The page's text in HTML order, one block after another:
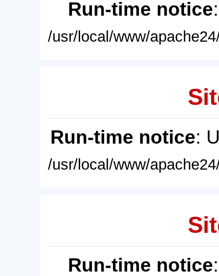
Run-time notice
/usr/local/www/
Run-time notice:
/usr/local/www/
Run-time notice